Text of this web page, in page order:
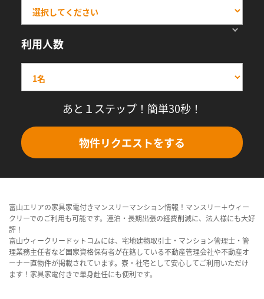
利用人数
あと１ステップ！簡単30秒！
物件リクエストをする
富山エリアの家具家電付きマンスリーマンション情報！マンスリー＋ウィー
クリーでのご利用も可能です。連泊・長期出張の経費削減に、法人様にも大好
評！
富山ウィークリードットコムには、宅地建物取引士・マンション管理士・管
理業務主任者など国家資格保有者が在籍している不動産管理会社や不動産オ
ーナー直物件が掲載されています。寮・社宅として安心してご利用いただけ
ます！家具家電付きで単身赴任にも便利です。